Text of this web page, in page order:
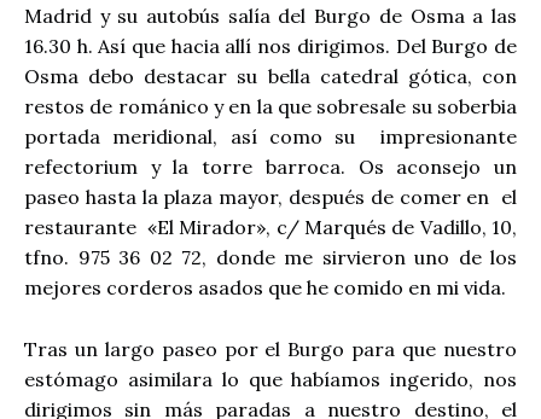
Madrid y su autobús salía del Burgo de Osma a las
16.30 h. Así que hacia allí nos dirigimos. Del Burgo de
Osma debo destacar su bella catedral gótica, con
restos de románico y en la que sobresale su soberbia
portada meridional, así como su impresionante
refectorium y la torre barroca. Os aconsejo un
paseo hasta la plaza mayor, después de comer en el
restaurante «El Mirador», c/ Marqués de Vadillo, 10,
tfno. 975 36 02 72, donde me sirvieron uno de los
mejores corderos asados que he comido en mi vida.
Tras un largo paseo por el Burgo para que nuestro
estómago asimilara lo que habíamos ingerido, nos
dirigimos sin más paradas a nuestro destino, el